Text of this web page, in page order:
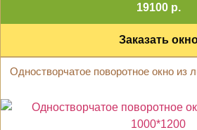
19100 р.
Заказать
Одностворчатое поворотное окно из